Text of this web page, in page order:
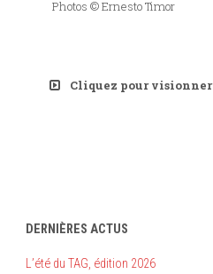
Photos © Ernesto Timor
Cliquez pour
DERNIÈRES ACTUS
L’été du TAG, édition 2026